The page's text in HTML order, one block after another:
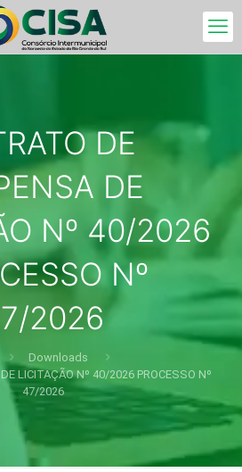
DE
DE
Nº 40/2026
Nº
2026
Downloads
LICITAÇÃO Nº 40/2026 PROCESSO Nº
47/2026